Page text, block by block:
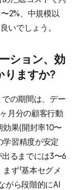
2%、中規模以
いでしょう。
ション、効
りますか?
の期間は、デー
月分の顧客行動
果(開封率10〜
学習精度が安定
るまでには3〜6
ず「基本セグメ
がら段階的にAI